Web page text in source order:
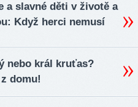
a slavné děti v životě a
Když herci nemusí
nebo král kruťas?
domu!